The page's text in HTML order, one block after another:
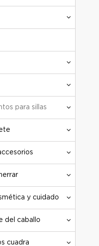
para sillas
y cuidado
del caballo
cuadra